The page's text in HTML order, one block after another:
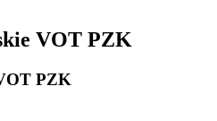
VOT PZK
PZK